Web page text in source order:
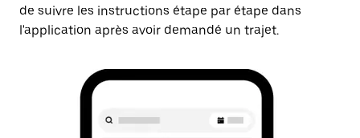
de suivre les instructions étape par étape dans
l'application après avoir demandé un trajet.